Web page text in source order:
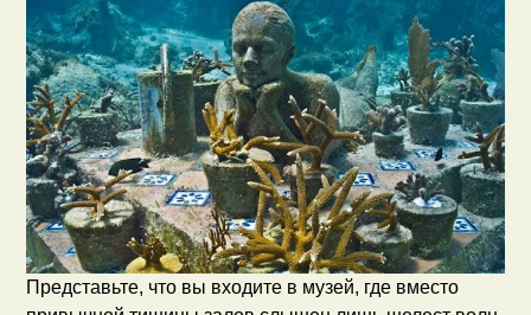
Представьте, что вы входите в музей, где вместо